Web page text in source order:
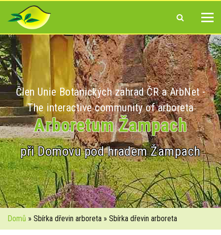
Člen Unie Botanických zahrad ČR a ArbNet -
The interactive community of arboreta
Arboretum Žampach
při Domovu pod hradem Žampach
Domů » Sbírka dřevin arboreta » Sbírka dřevin arboreta